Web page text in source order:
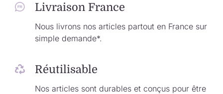
Livraison France
Nous livrons nos articles partout en France sur
simple demande*.
Réutilisable
Nos articles sont durables et conçus pour être